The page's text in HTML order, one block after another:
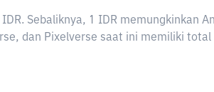
Sebaliknya, 1 IDR memungkinkan
dan Pixelverse saat ini memiliki